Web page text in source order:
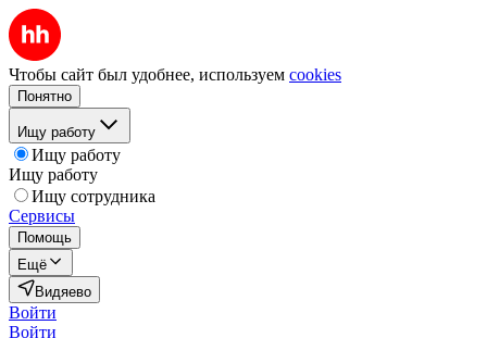
Чтобы сайт был удобнее, используем cookies
Понятно
Ищу работу
Ищу работу
Ищу работу
Ищу сотрудника
Сервисы
Помощь
Ещё
Видяево
Войти
Войти